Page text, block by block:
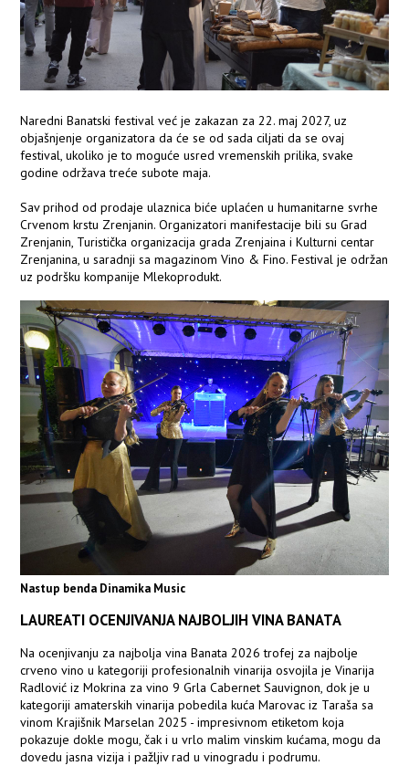
Naredni Banatski festival već je zakazan za 22. maj 2027, uz
objašnjenje organizatora da će se od sada ciljati da se ovaj
festival, ukoliko je to moguće usred vremenskih prilika, svake
godine održava treće subote maja.
Sav prihod od prodaje ulaznica biće uplaćen u humanitarne svrhe
Crvenom krstu Zrenjanin. Organizatori manifestacije bili su Grad
Zrenjanin, Turistička organizacija grada Zrenjaina i Kulturni centar
Zrenjanina, u saradnji sa magazinom Vino & Fino. Festival je održan
uz podršku kompanije Mlekoprodukt.
Nastup benda Dinamika Music
LAUREATI OCENJIVANJA NAJBOLJIH VINA BANATA
Na ocenjivanju za najbolja vina Banata 2026 trofej za najbolje
crveno vino u kategoriji profesionalnih vinarija osvojila je Vinarija
Radlović iz Mokrina za vino 9 Grla Cabernet Sauvignon, dok je u
kategoriji amaterskih vinarija pobedila kuća Marovac iz Taraša sa
vinom Krajišnik Marselan 2025 - impresivnom etiketom koja
pokazuje dokle mogu, čak i u vrlo malim vinskim kućama, mogu da
dovedu jasna vizija i pažljiv rad u vinogradu i podrumu.